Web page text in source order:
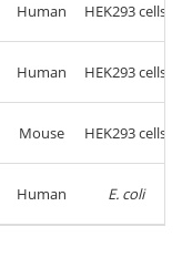
Human HEK293 cells
Human HEK293 cells
Mouse HEK293 cells
Human E. coli